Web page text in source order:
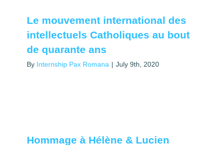
Le mouvement international des
intellectuels Catholiques au bout
de quarante ans
By Internship Pax Romana | July 9th, 2020
Hommage à Hélène & Lucien